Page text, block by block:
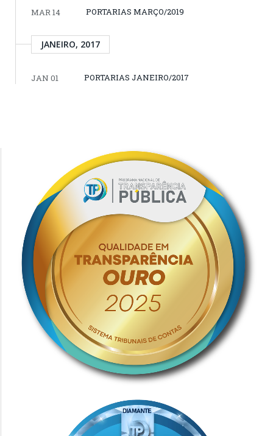
MAR 14 PORTARIAS MARÇO/2019
JANEIRO, 2017
JAN 01 PORTARIAS JANEIRO/2017